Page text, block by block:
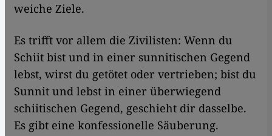
weiche Ziele.
Es trifft vor allem die Zivilisten: Wenn du
Schiit bist und in einer sunnitischen Gegend
lebst, wirst du getötet oder vertrieben; bist du
Sunnit und lebst in einer überwiegend
schiitischen Gegend, geschieht dir dasselbe.
Es gibt eine konfessionelle Säuberung.